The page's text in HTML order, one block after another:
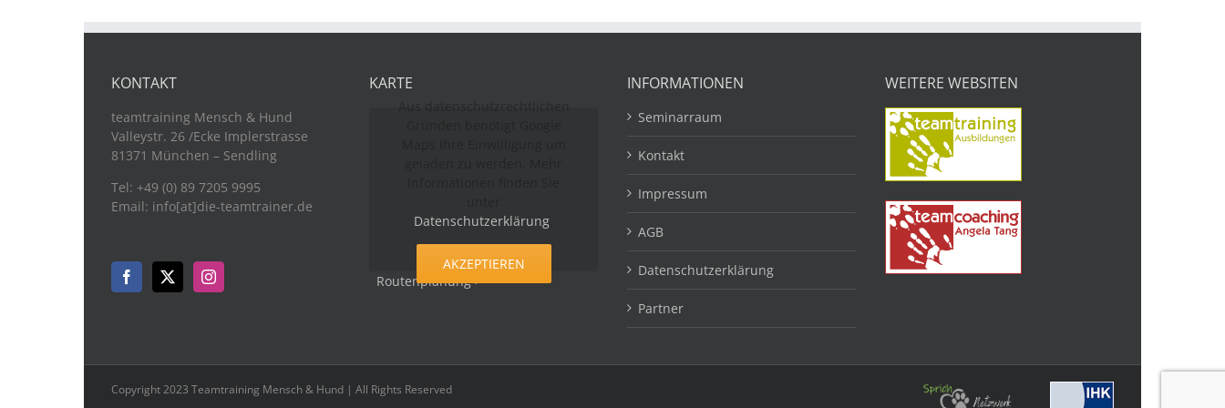
KONTAKT
teamtraining Mensch & Hund
Valleystr. 26 /Ecke Implerstrasse
81371 München – Sendling
Tel: +49 (0) 89 7205 9995
Email: info[at]die-teamtrainer.de
KARTE
Datenschutzerklärung
AKZEPTIEREN
Routenplanung >
INFORMATIONEN
Seminarraum
Kontakt
Impressum
AGB
Datenschutzerklärung
Partner
WEITERE WEBSITEN
Copyright 2023 Teamtraining Mensch & Hund | All Rights Reserved